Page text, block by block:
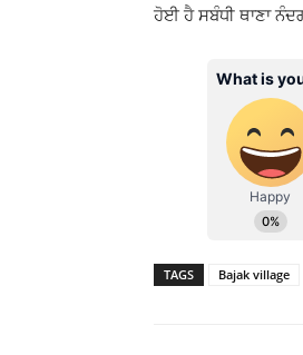
ਹੋਈ ਹੈ ਸਬੰਧੀ ਥਾਣਾ
TAGS Bajak village